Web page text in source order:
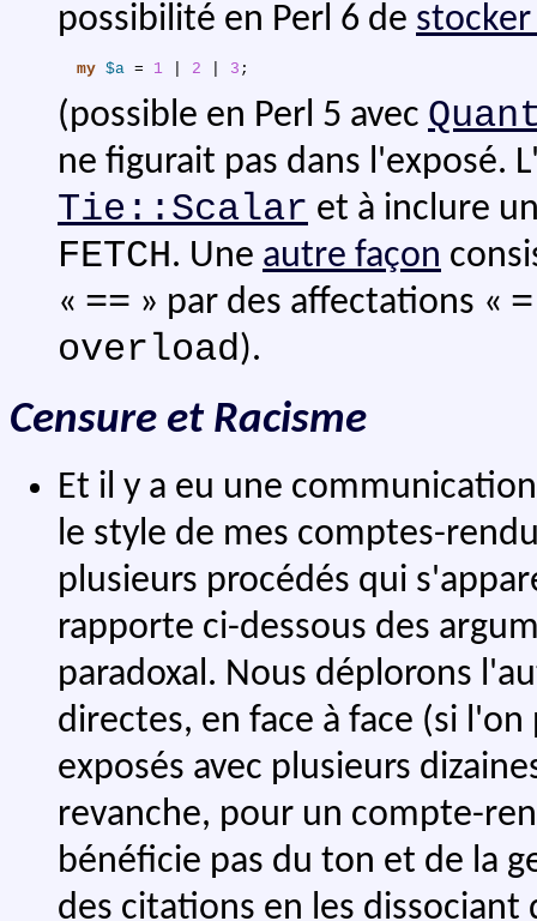
possibilité en Perl 6 de
my $a = 1 2 3 ;
(possible en Perl 5 avec
ne figurait pas dans l'exposé.
Tie::Scalar et à inclure
FETCH. Une autre façon
« == » par des affectations « =
overload).
Censure et Racisme
Et il y a eu une
le style de mes comptes-
plusieurs procédés qui
rapporte ci-dessous des
paradoxal. Nous déplorons
directes, en face à face (si
exposés avec plusieurs
revanche, pour un compte-
bénéficie pas du ton et de la
des citations en les